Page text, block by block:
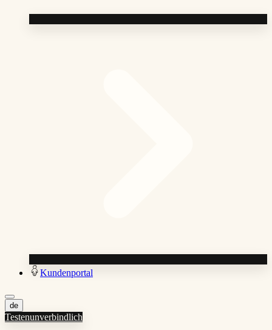
Kundenportal
de
Testenunverbindlich